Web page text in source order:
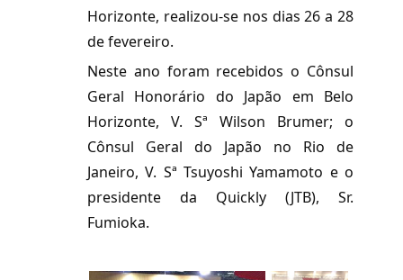
Horizonte, realizou-se nos dias 26 a 28
de fevereiro.
Neste ano foram recebidos o Cônsul
Geral Honorário do Japão em Belo
Horizonte, V. Sª Wilson Brumer; o
Cônsul Geral do Japão no Rio de
Janeiro, V. Sª Tsuyoshi Yamamoto e o
presidente da Quickly (JTB), Sr.
Fumioka.